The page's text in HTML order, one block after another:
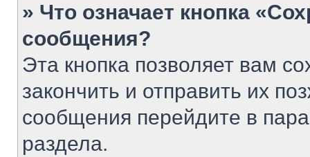
» Что означает кнопка
сообщения?
Эта кнопка позволяет вам
закончить и отправить их
сообщения перейдите в
раздела.